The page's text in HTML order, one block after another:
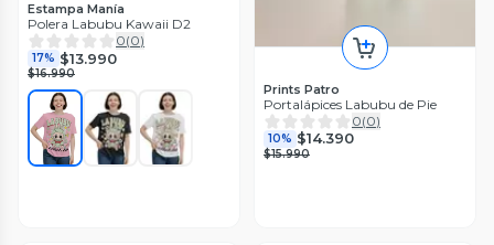
Estampa Manía
Polera Labubu Kawaii D2
0(0)
17% $13.990
$16.990
Prints Patro
Portalápices Labubu de Pie
0(0)
10% $14.390
$15.990